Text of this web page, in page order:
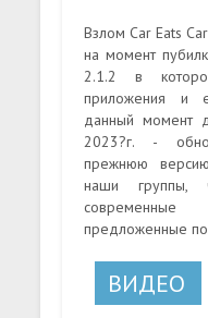
Взлом Car Eats
на момент
2.1.2 в
приложения и
данный момент
2023?г. -
прежнюю
наши группы,
предложенные
ВИДЕО